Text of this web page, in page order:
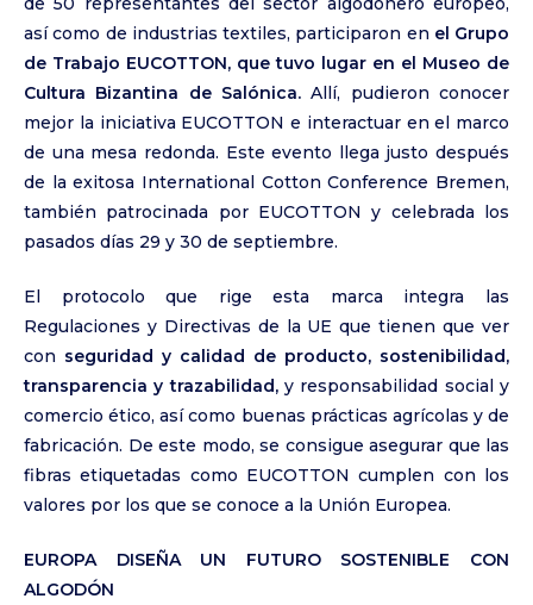
así como de industrias textiles, participaron en el Grupo
de Trabajo EUCOTTON, que tuvo lugar en el Museo de
Cultura Bizantina de Salónica. Allí, pudieron conocer
mejor la iniciativa EUCOTTON e interactuar en el marco
de una mesa redonda. Este evento llega justo después
de la exitosa International Cotton Conference Bremen,
también patrocinada por EUCOTTON y celebrada los
pasados días 29 y 30 de septiembre.
El protocolo que rige esta marca integra las
Regulaciones y Directivas de la UE que tienen que ver
con seguridad y calidad de producto, sostenibilidad,
transparencia y trazabilidad,y responsabilidad social y
comercio ético, así como buenas prácticas agrícolas y de
fabricación. De este modo, se consigue asegurar que las
fibras etiquetadas como EUCOTTON cumplen con los
valores por los que se conoce a la Unión Europea.
EUROPA DISEÑA UN FUTURO SOSTENIBLE CON
ALGODÓN